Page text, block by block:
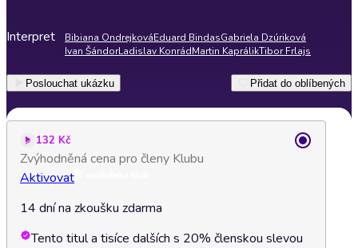
Interpret Bibiana OndrejkováEduard BindasGabriela Dzúriková
Ivan ŠándorLadislav KonrádMartin KaprálikTibor Frlajs
Poslouchat ukázku Přidat do oblíbených
132 Kč
Zvýhodněná cena pro členy Klubu
Aktivovat
14 dní na zkoušku zdarma
Tento titul a tisíce dalších s 20% členskou slevou